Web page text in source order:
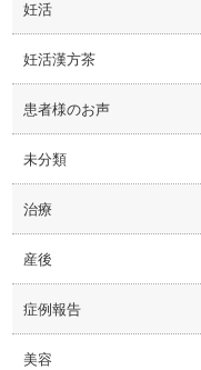
妊活
妊活漢方茶
患者様のお声
未分類
治療
産後
症例報告
美容